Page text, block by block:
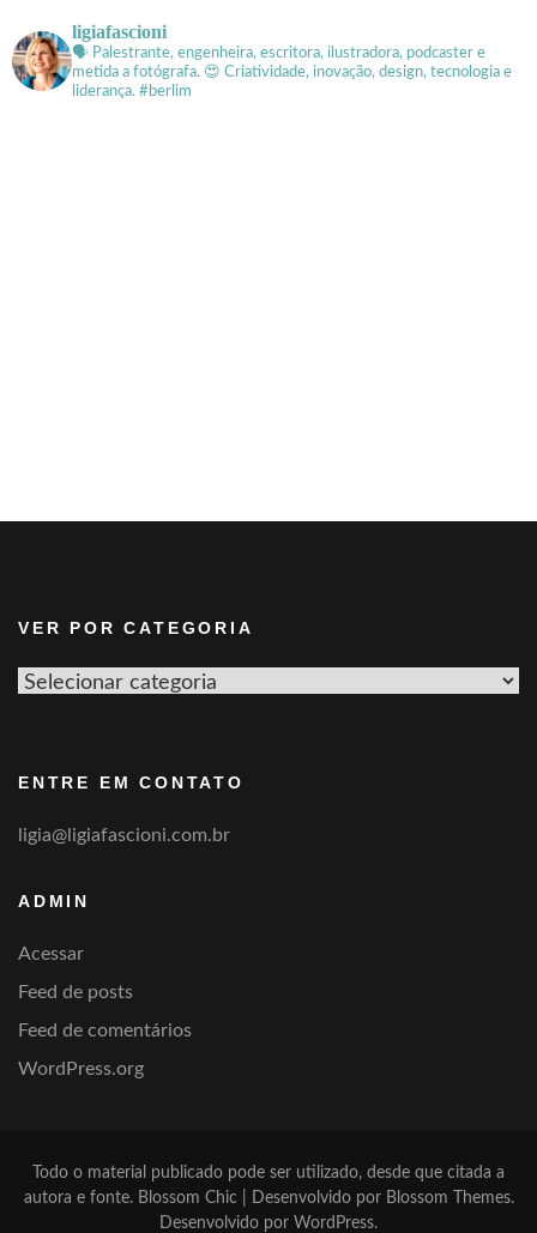
ligiafascioni
🗣 Palestrante, engenheira, escritora, ilustradora, podcaster e
metida a fotógrafa. 😍 Criatividade, inovação, design, tecnologia e
liderança. #berlim
VER POR CATEGORIA
Ver
ENTRE EM CONTATO
ligia@ligiafascioni.com.br
ADMIN
Acessar
Feed de posts
Feed de comentários
WordPress.org
Todo o material publicado pode ser utilizado, desde que citada a
autora e fonte.Blossom Chic | Desenvolvido por Blossom Themes.
Desenvolvido por WordPress.